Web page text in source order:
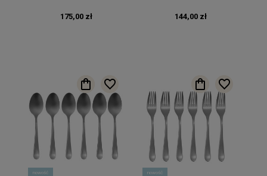
175,00 zł 144,00 zł
nowość nowość